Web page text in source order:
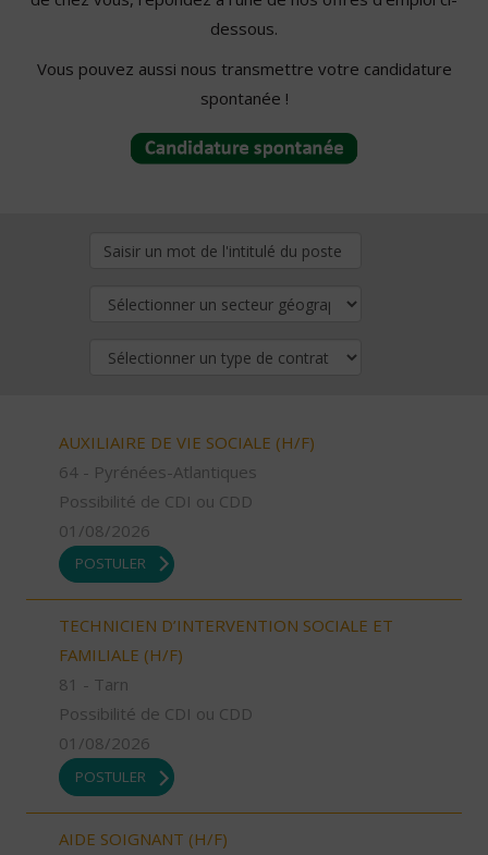
dessous.
Vous pouvez aussi nous transmettre votre candidature
spontanée !
AUXILIAIRE DE VIE SOCIALE (H/F)
64 - Pyrénées-Atlantiques
Possibilité de CDI ou CDD
01/08/2026
POSTULER
TECHNICIEN D’INTERVENTION SOCIALE ET
FAMILIALE (H/F)
81 - Tarn
Possibilité de CDI ou CDD
01/08/2026
POSTULER
AIDE SOIGNANT (H/F)